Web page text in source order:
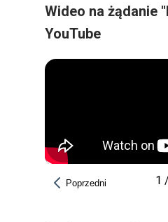
Wideo na żądanie
YouTube
Poprzedni 1 /